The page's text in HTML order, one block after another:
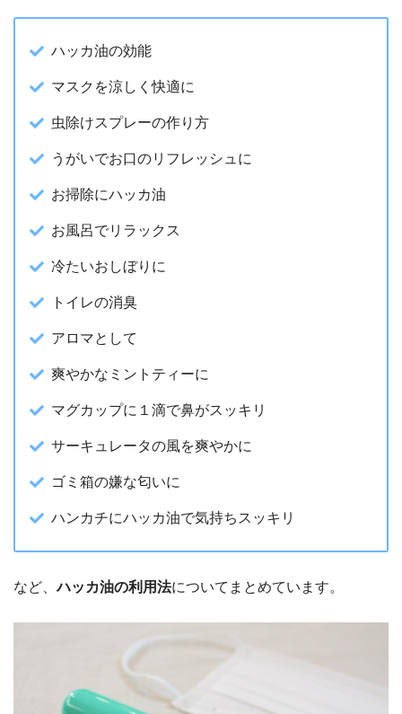
ハッカ油の効能
マスクを涼しく快適に
虫除けスプレーの作り方
うがいでお口のリフレッシュに
お掃除にハッカ油
お風呂でリラックス
冷たいおしぼりに
トイレの消臭
アロマとして
爽やかなミントティーに
マグカップに１滴で鼻がスッキリ
サーキュレータの風を爽やかに
ゴミ箱の嫌な匂いに
ハンカチにハッカ油で気持ちスッキリ
など、ハッカ油の利用法についてまとめています。